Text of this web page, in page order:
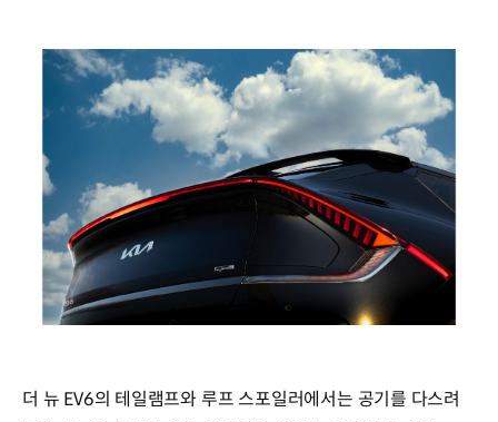
더 뉴 EV6의 테일램프와 루프 스포일러에서는 공기를 다스려